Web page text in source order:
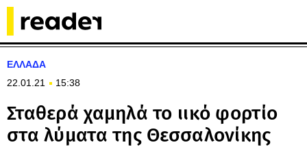
ΕΛΛΑΔΑ
22.01.21
15:38
Σταθερά χαμηλά το ιικό φορτίο
στα λύματα της Θεσσαλονίκης